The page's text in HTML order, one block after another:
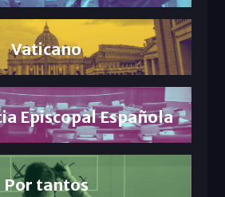
Vaticano
Episcopal Española
Por tantos